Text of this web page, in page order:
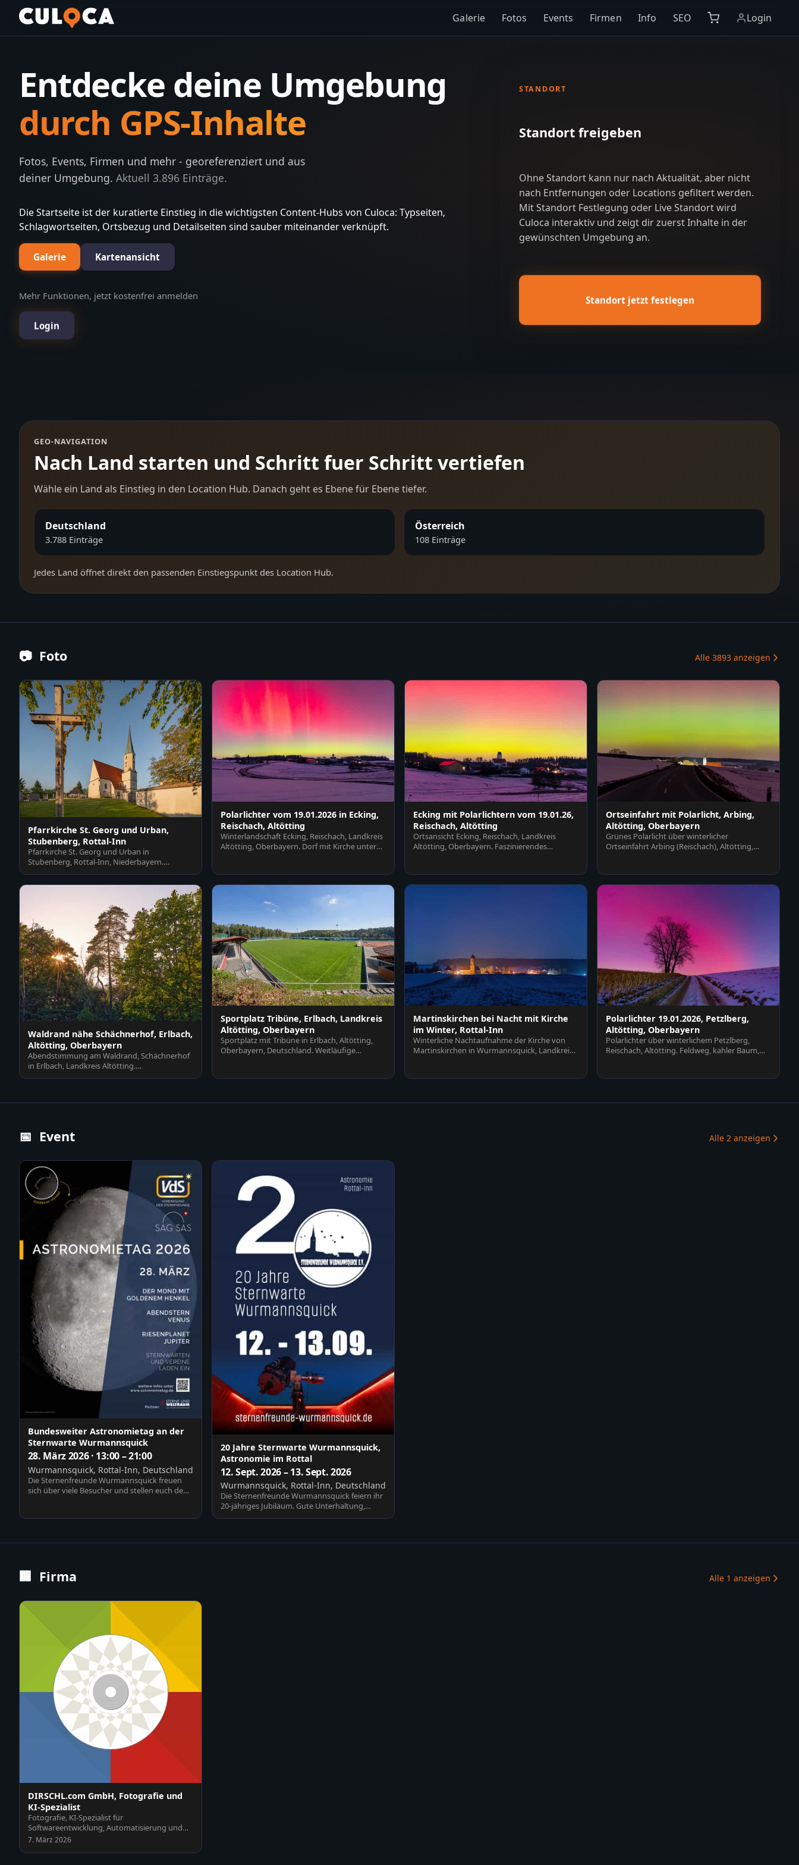
Galerie Fotos Events Firmen Info SEO Login
Entdecke deine Umgebung
durch GPS-Inhalte
Fotos, Events, Firmen und mehr - georeferenziert und aus
deiner Umgebung. Aktuell 3.896 Einträge.
Die Startseite ist der kuratierte Einstieg in die wichtigsten Content-Hubs von Culoca: Typseiten,
Schlagwortseiten, Ortsbezug und Detailseiten sind sauber miteinander verknüpft.
Galerie Kartenansicht
Mehr Funktionen, jetzt kostenfrei anmelden
Login
STANDORT
Standort freigeben
Ohne Standort kann nur nach Aktualität, aber nicht
nach Entfernungen oder Locations gefiltert werden.
Mit Standort Festlegung oder Live Standort wird
Culoca interaktiv und zeigt dir zuerst Inhalte in der
gewünschten Umgebung an.
Standort jetzt festlegen
GEO-NAVIGATION
Nach Land starten und Schritt fuer Schritt vertiefen
Wähle ein Land als Einstieg in den Location Hub. Danach geht es Ebene für Ebene tiefer.
Deutschland
3.788 Einträge
Österreich
108 Einträge
Jedes Land öffnet direkt den passenden Einstiegspunkt des Location Hub.
📷 Foto Alle 3893 anzeigen
Pfarrkirche St. Georg und Urban,
Stubenberg, Rottal-Inn
Pfarrkirche St. Georg und Urban in
Stubenberg, Rottal-Inn, Niederbayern.
Historisches Gotteshaus im…
Polarlichter vom 19.01.2026 in Ecking,
Reischach, Altötting
Winterlandschaft Ecking, Reischach, Landkreis
Altötting, Oberbayern. Dorf mit Kirche unter
Ecking mit Polarlichtern vom 19.01.26,
Reischach, Altötting
Ortsansicht Ecking, Reischach, Landkreis
Altötting, Oberbayern. Faszinierendes
Ortseinfahrt mit Polarlicht, Arbing,
Altötting, Oberbayern
Grünes Polarlicht über winterlicher
Ortseinfahrt Arbing (Reischach), Altötting,
Waldrand nähe Schächnerhof, Erlbach,
Altötting, Oberbayern
Abendstimmung am Waldrand, Schächnerhof
in Erlbach, Landkreis Altötting.
Sonnenstrahlen durchdringen…
Sportplatz Tribüne, Erlbach, Landkreis
Altötting, Oberbayern
Sportplatz mit Tribüne in Erlbach, Altötting,
Oberbayern, Deutschland. Weitläufige
Martinskirchen bei Nacht mit Kirche
im Winter, Rottal-Inn
Winterliche Nachtaufnahme der Kirche von
Martinskirchen in Wurmannsquick, Landkreis
Polarlichter 19.01.2026, Petzlberg,
Altötting, Oberbayern
Polarlichter über winterlichem Petzlberg,
Reischach, Altötting. Feldweg, kahler Baum,
📅 Event Alle 2 anzeigen
Bundesweiter Astronomietag an der
Sternwarte Wurmannsquick
28. März 2026 · 13:00 – 21:00
Wurmannsquick, Rottal-Inn, Deutschland
Die Sternenfreunde Wurmannsquick freuen
sich über viele Besucher und stellen euch den
20 Jahre Sternwarte Wurmannsquick,
Astronomie im Rottal
12. Sept. 2026 – 13. Sept. 2026
Wurmannsquick, Rottal-Inn, Deutschland
Die Sternenfreunde Wurmannsquick feiern ihr
20-jähriges Jubiläum. Gute Unterhaltung,
Vorträge, Besic…
🏢 Firma Alle 1 anzeigen
DIRSCHL.com GmbH, Fotografie und
KI-Spezialist
Fotografie, KI-Spezialist für
Softwareentwicklung, Automatisierung und
Schulungen, Webseiten und Plu…
7. März 2026